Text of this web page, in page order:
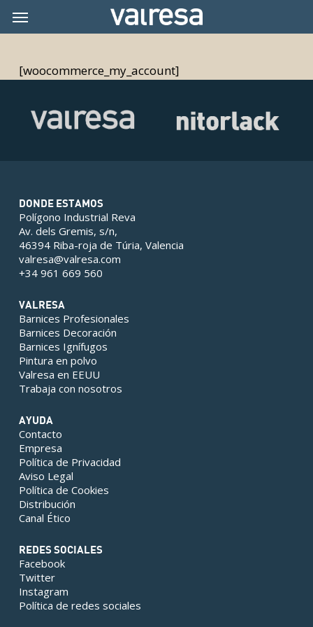
content
Menu
[woocommerce_my_account]
DONDE ESTAMOS
Polígono Industrial Reva
Av. dels Gremis, s/n,
46394 Riba-roja de Túria, Valencia
valresa@valresa.com
+34 961 669 560
VALRESA
Barnices Profesionales
Barnices Decoración
Barnices Ignífugos
Pintura en polvo
Valresa en EEUU
Trabaja con nosotros
AYUDA
Contacto
Empresa
Política de Privacidad
Aviso Legal
Política de Cookies
Distribución
Canal Ético
REDES SOCIALES
Facebook
Twitter
Instagram
Política de redes sociales